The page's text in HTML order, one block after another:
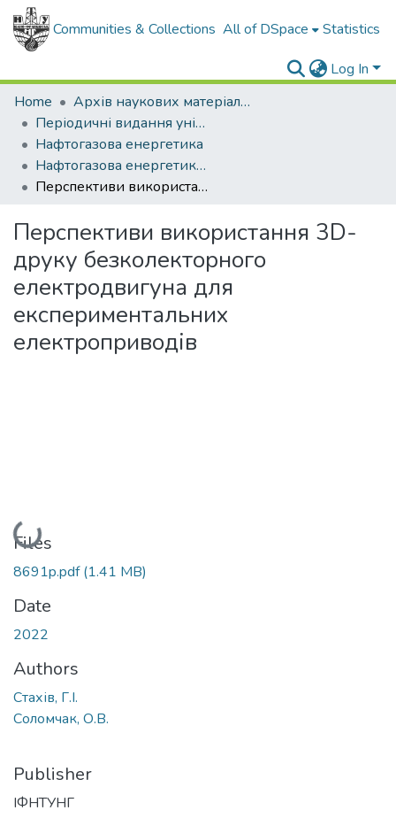
Communities & Collections All of DSpace Statistics
Log In
Home
Архів наукових матеріалів
Періодичні видання університету
Нафтогазова енергетика
Нафтогазова енергетика - 2022 - № 1.
Перспективи використання 3D-друку безколекторного електродвигуна для експериментальних електроприводів
Перспективи використання 3D-
друку безколекторного
електродвигуна для
експериментальних
електроприводів
Loading...
Files
8691p.pdf(1.41 MB)
Date
2022
Authors
Стахів, Г.І.
Соломчак, О.В.
Publisher
ІФНТУНГ